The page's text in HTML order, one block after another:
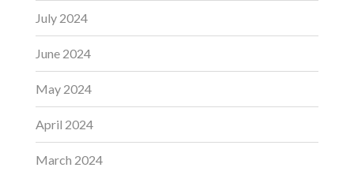
July 2024
June 2024
May 2024
April 2024
March 2024